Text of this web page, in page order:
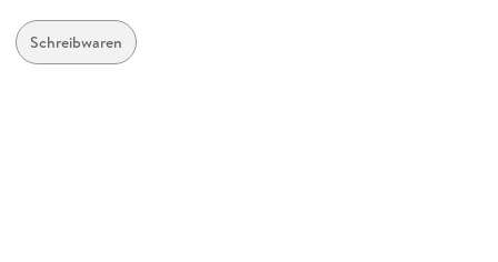
Größe (L/B/H)
278/223/12 mm
Schreibwaren